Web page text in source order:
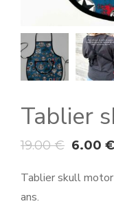
Tablier
19.00€ 6.00 €
Tablier skull
ans.